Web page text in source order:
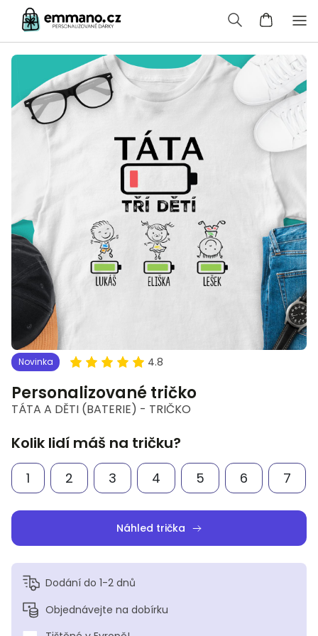
Novinka 4.8
Personalizované tričko
TÁTA A DĚTI (BATERIE) - TRIČKO
Kolik lidí máš na tričku?
1 2 3 4 5 6 7
Náhled trička
Dodání do 1-2 dnů
Objednávejte na dobírku